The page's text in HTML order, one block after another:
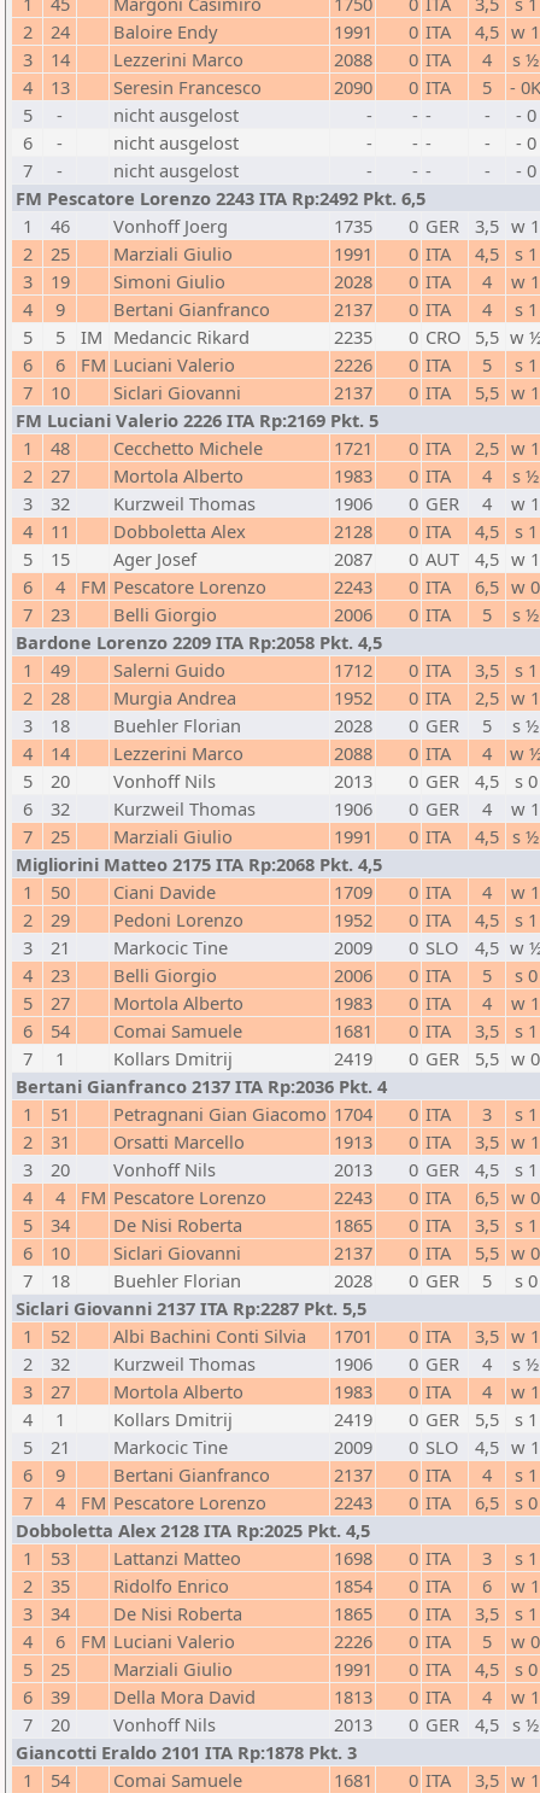
2
24 Baloire Endy 1991 0 ITA 4,5 w 1
3
14 Lezzerini Marco 2088 0 ITA 4
s ½
4
13 Seresin Francesco 2090 0 ITA 5
-
5
- nicht ausgelost - - - -
- 0
6
- nicht ausgelost - - - -
- 0
7
- nicht ausgelost - - - -
- 0
FM Pescatore Lorenzo 2243 ITA Rp:2492 Pkt. 6,5
1
46 Vonhoff Joerg 1735 0 GER 3,5 w 1
2
25 Marziali Giulio 1991 0 ITA 4,5
s 1
3
19 Simoni Giulio 2028 0 ITA 4
w 1
4
9 Bertani Gianfranco 2137 0 ITA 4
s 1
5
5 IM Medancic Rikard 2235 0 CRO 5,5 w
6
6 FM Luciani Valerio 2226 0 ITA 5
s 1
7
10 Siclari Giovanni 2137 0 ITA 5,5 w 1
FM Luciani Valerio 2226 ITA Rp:2169 Pkt. 5
1
48 Cecchetto Michele 1721 0 ITA 2,5 w 1
2
27 Mortola Alberto 1983 0 ITA 4
s ½
3
32 Kurzweil Thomas 1906 0 GER 4
w 1
4
11 Dobboletta Alex 2128 0 ITA 4,5
s 1
5
15 Ager Josef 2087 0 AUT 4,5 w 1
6
4 FM Pescatore Lorenzo 2243 0 ITA 6,5 w 0
7
23 Belli Giorgio 2006 0 ITA 5
s ½
Bardone Lorenzo 2209 ITA Rp:2058 Pkt. 4,5
1
49 Salerni Guido 1712 0 ITA 3,5
s 1
2
28 Murgia Andrea 1952 0 ITA 2,5 w 1
3
18 Buehler Florian 2028 0 GER 5
s ½
4
14 Lezzerini Marco 2088 0 ITA 4
w
5
20 Vonhoff Nils 2013 0 GER 4,5
s 0
6
32 Kurzweil Thomas 1906 0 GER 4
w 1
7
25 Marziali Giulio 1991 0 ITA 4,5 s ½
Migliorini Matteo 2175 ITA Rp:2068 Pkt. 4,5
1
50 Ciani Davide 1709 0 ITA 4
w 1
2
29 Pedoni Lorenzo 1952 0 ITA 4,5
s 1
3
21 Markocic Tine 2009 0 SLO 4,5 w
4
23 Belli Giorgio 2006 0 ITA 5
s 0
5
27 Mortola Alberto 1983 0 ITA 4
w 1
6
54 Comai Samuele 1681 0 ITA 3,5
s 1
7
1 Kollars Dmitrij 2419 0 GER 5,5 w 0
Bertani Gianfranco 2137 ITA Rp:2036 Pkt. 4
1
51 Petragnani Gian Giacomo 1704 0 ITA 3
s 1
2
31 Orsatti Marcello 1913 0 ITA 3,5 w 1
3
20 Vonhoff Nils 2013 0 GER 4,5
s 1
4
4 FM Pescatore Lorenzo 2243 0 ITA 6,5 w 0
5
34 De Nisi Roberta 1865 0 ITA 3,5
s 1
6
10 Siclari Giovanni 2137 0 ITA 5,5 w 0
7
18 Buehler Florian 2028 0 GER 5
s 0
Siclari Giovanni 2137 ITA Rp:2287 Pkt. 5,5
1
52 Albi Bachini Conti Silvia 1701 0 ITA 3,5 w 1
2
32 Kurzweil Thomas 1906 0 GER 4
s ½
3
27 Mortola Alberto 1983 0 ITA 4
w 1
4
1 Kollars Dmitrij 2419 0 GER 5,5
s 1
5
21 Markocic Tine 2009 0 SLO 4,5 w 1
6
9 Bertani Gianfranco 2137 0 ITA 4
s 1
7
4 FM Pescatore Lorenzo 2243 0 ITA 6,5
s 0
Dobboletta Alex 2128 ITA Rp:2025 Pkt. 4,5
1
53 Lattanzi Matteo 1698 0 ITA 3
s 1
2
35 Ridolfo Enrico 1854 0 ITA 6
w 1
3
34 De Nisi Roberta 1865 0 ITA 3,5
s 1
4
6 FM Luciani Valerio 2226 0 ITA 5
w 0
5
25 Marziali Giulio 1991 0 ITA 4,5
s 0
6
39 Della Mora David 1813 0 ITA 4
w 1
7
20 Vonhoff Nils 2013 0 GER 4,5 s ½
Giancotti Eraldo 2101 ITA Rp:1878 Pkt. 3
1
54 Comai Samuele 1681 0 ITA 3,5 w 1